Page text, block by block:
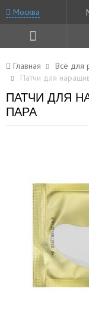
Москва
Главная Всё для
Патчи для
ПАТЧИ ДЛЯ
ПАРА